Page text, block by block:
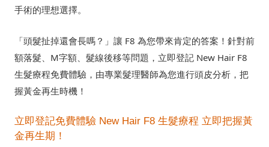
手術的理想選擇。
「頭髮扯掉還會長嗎？」讓 F8 為您帶來肯定的答案！針對前
額落髮、M字額、髮線後移等問題，立即登記 New Hair F8
生髮療程免費體驗，由專業髮理醫師為您進行頭皮分析，把
握黃金再生時機！
立即登記免費體驗 New Hair F8 生髮療程 立即把握黃
金再生期！